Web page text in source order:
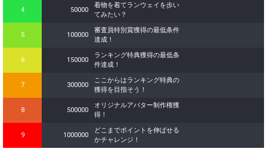
4 50000
着物を着てランウェイを歩い
てみたい？
5 100000
審査員特別賞獲得の最低条件
達成！
6 150000
ランキング特典獲得の最低条
件達成！
7 300000
ここからはランキング特典の
獲得を目指そう！
8 500000
オリジナルアバター制作権獲
得！
9 1000000
どこまでポイントを伸ばせる
かチャレンジ！